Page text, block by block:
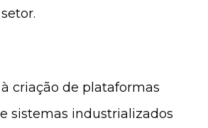
criação de plataformas
sistemas industrializados